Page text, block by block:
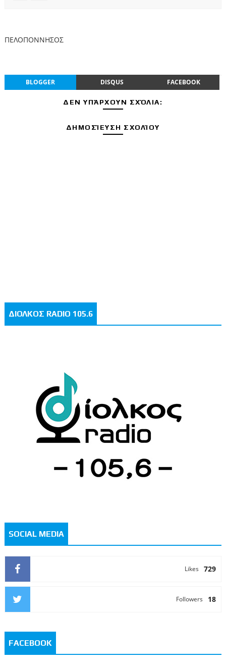
ΠΕΛΟΠΟΝΝΗΣΟΣ
BLOGGER DISQUS FACEBOOK
ΔΕΝ ΥΠΆΡΧΟΥΝ ΣΧΌΛΙΑ:
ΔΗΜΟΣΊΕΥΣΗ ΣΧΟΛΊΟΥ
ΔΙΟΛΚΟΣ RADIO 105.6
SOCIAL MEDIA
729
Likes
18
Followers
FACEBOOK